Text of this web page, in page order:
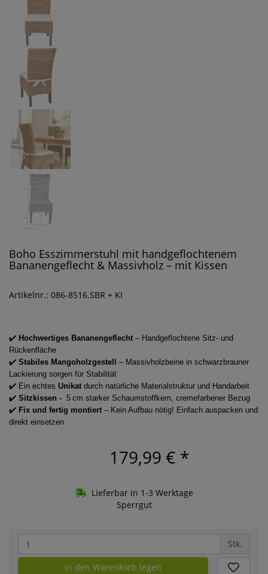
Boho Esszimmerstuhl mit handgeflochtenem
Bananengeflecht & Massivholz – mit Kissen
Artikelnr.: 086-8516.SBR + KI
✔️ Hochwertiges Bananengeflecht – Handgeflochtene Sitz- und
Rückenfläche
✔️ Stabiles Mangoholzgestell
– Massivholzbeine in schwarzbrauner
Lackierung sorgen für Stabilität
✔️ Ein echtes Unikat durch natürliche Materialstruktur und Handarbeit
✔️ Sitzkissen - 5 cm starker Schaumstoffkern, cremefarbener Bezug
✔️ Fix und fertig montiert – Kein Aufbau nötig! Einfach auspacken und
direkt einsetzen
179,99 € *
Lieferbar in 1-3 Werktage
Sperrgut
Stk.
in den Warenkorb legen